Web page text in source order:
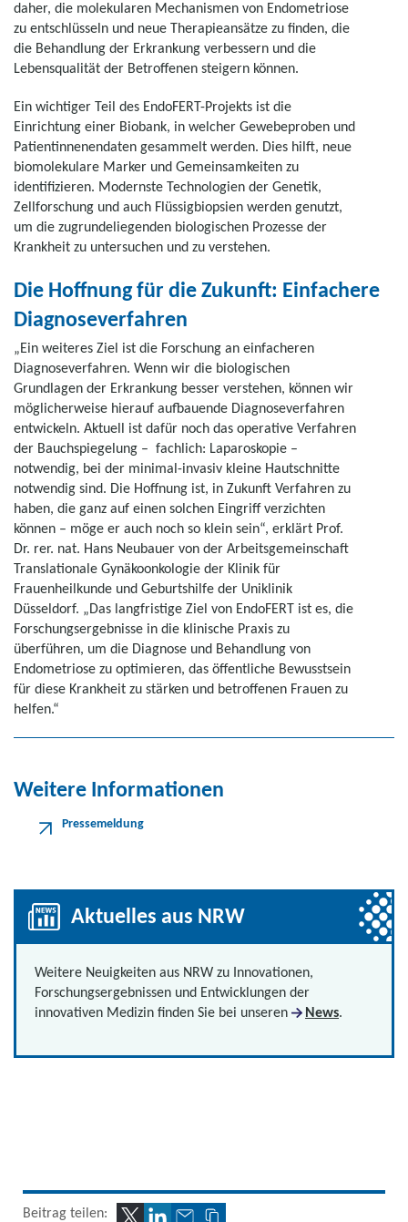
daher, die molekularen Mechanismen von Endometriose
zu entschlüsseln und neue Therapieansätze zu finden, die
die Behandlung der Erkrankung verbessern und die
Lebensqualität der Betroffenen steigern können.
Ein wichtiger Teil des EndoFERT-Projekts ist die
Einrichtung einer Biobank, in welcher Gewebeproben und
Patientinnenendaten gesammelt werden. Dies hilft, neue
biomolekulare Marker und Gemeinsamkeiten zu
identifizieren. Modernste Technologien der Genetik,
Zellforschung und auch Flüssigbiopsien werden genutzt,
um die zugrundeliegenden biologischen Prozesse der
Krankheit zu untersuchen und zu verstehen.
Die Hoffnung für die Zukunft: Einfachere
Diagnoseverfahren
„Ein weiteres Ziel ist die Forschung an einfacheren
Diagnoseverfahren. Wenn wir die biologischen
Grundlagen der Erkrankung besser verstehen, können wir
möglicherweise hierauf aufbauende Diagnoseverfahren
entwickeln. Aktuell ist dafür noch das operative Verfahren
der Bauchspiegelung – fachlich: Laparoskopie –
notwendig, bei der minimal-invasiv kleine Hautschnitte
notwendig sind. Die Hoffnung ist, in Zukunft Verfahren zu
haben, die ganz auf einen solchen Eingriff verzichten
können – möge er auch noch so klein sein“, erklärt Prof.
Dr. rer. nat. Hans Neubauer von der Arbeitsgemeinschaft
Translationale Gynäkoonkologie der Klinik für
Frauenheilkunde und Geburtshilfe der Uniklinik
Düsseldorf. „Das langfristige Ziel von EndoFERT ist es, die
Forschungsergebnisse in die klinische Praxis zu
überführen, um die Diagnose und Behandlung von
Endometriose zu optimieren, das öffentliche Bewusstsein
für diese Krankheit zu stärken und betroffenen Frauen zu
helfen.“
Weitere Informationen
Pressemeldung
Aktuelles aus NRW
Weitere Neuigkeiten aus NRW zu Innovationen,
Forschungsergebnissen und Entwicklungen der
innovativen Medizin finden Sie bei unseren
News.
Beitrag teilen: